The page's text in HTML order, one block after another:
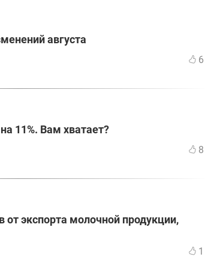
августа
6
11%. Вам хватает?
8
экспорта молочной продукции,
1